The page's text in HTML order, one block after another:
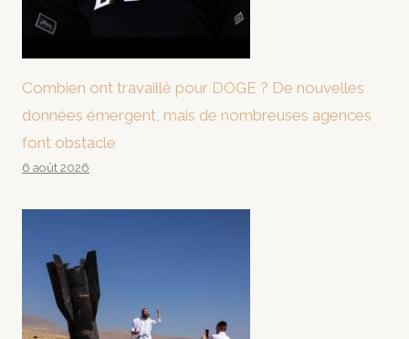
Combien ont travaillé pour DOGE ? De nouvelles
données émergent, mais de nombreuses agences
font obstacle
6 août 2026